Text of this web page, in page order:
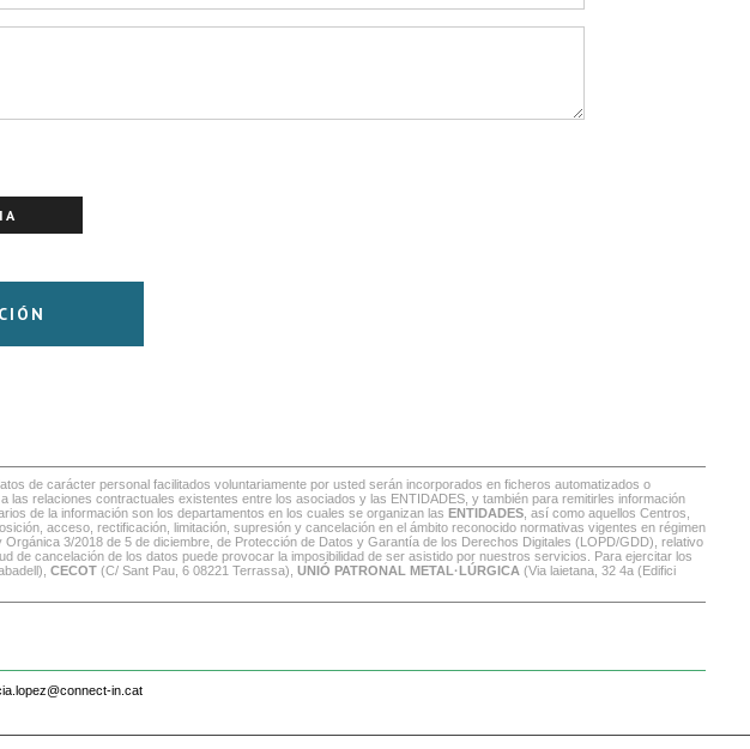
de carácter personal facilitados voluntariamente por usted serán incorporados en ficheros automatizados o
las relaciones contractuales existentes entre los asociados y las ENTIDADES, y también para remitirles información
de la información son los departamentos en los cuales se organizan las ENTIDADES , así como aquellos Centros,
acceso, rectificación, limitación, supresión y cancelación en el ámbito reconocido normativas vigentes en régimen
3/2018 de 5 de diciembre, de Protección de Datos y Garantía de los Derechos Digitales (LOPD/GDD), relativo
cancelación de los datos puede provocar la imposibilidad de ser asistido por nuestros servicios. Para ejercitar los
CECOT (C/ Sant Pau, 6 08221 Terrassa), UNIÓ PATRONAL METAL·LÚRGICA (Via laietana, 32 4a (Edifici
in.cat